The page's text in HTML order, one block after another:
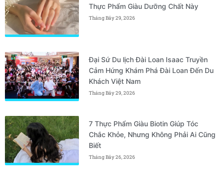
Thực Phẩm Giàu Dưỡng Chất Này
Tháng Bảy 29, 2026
Đại Sứ Du lịch Đài Loan Isaac Truyền
Cảm Hứng Khám Phá Đài Loan Đến Du
Khách Việt Nam
Tháng Bảy 29, 2026
7 Thực Phẩm Giàu Biotin Giúp Tóc
Chắc Khỏe, Nhưng Không Phải Ai Cũng
Biết
Tháng Bảy 26, 2026